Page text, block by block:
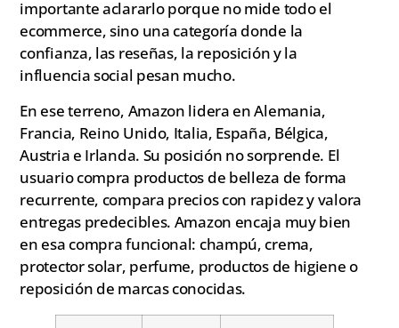
importante aclararlo porque no mide todo el
ecommerce, sino una categoría donde la
confianza, las reseñas, la reposición y la
influencia social pesan mucho.
En ese terreno, Amazon lidera en Alemania,
Francia, Reino Unido, Italia, España, Bélgica,
Austria e Irlanda. Su posición no sorprende. El
usuario compra productos de belleza de forma
recurrente, compara precios con rapidez y valora
entregas predecibles. Amazon encaja muy bien
en esa compra funcional: champú, crema,
protector solar, perfume, productos de higiene o
reposición de marcas conocidas.